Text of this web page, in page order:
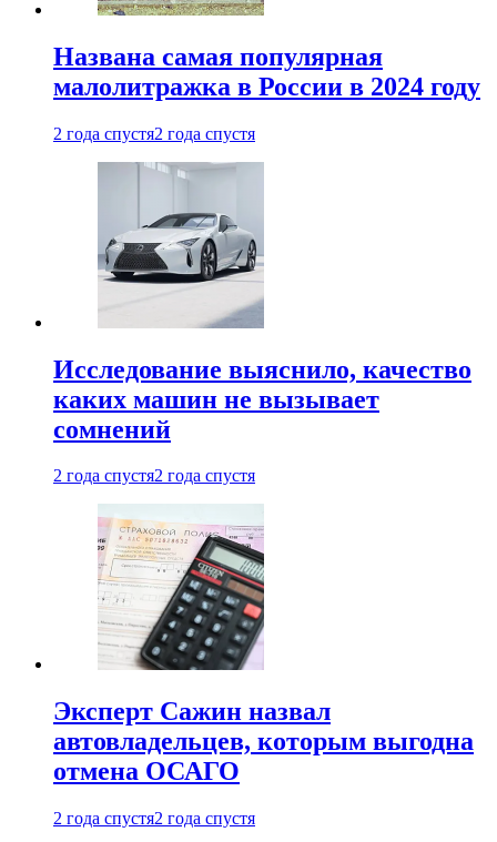
Названа самая популярная
малолитражка в России в 2024 году
2 года спустя2 года спустя
Исследование выяснило, качество
каких машин не вызывает
сомнений
2 года спустя2 года спустя
Эксперт Сажин назвал
автовладельцев, которым выгодна
отмена ОСАГО
2 года спустя2 года спустя